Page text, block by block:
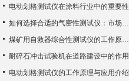
电动划格测试仪在涂料行业中的重要性
如何选择合适的气密性测试仪：市场指南
煤矿用自救器综合性测试仪的工作原理与功能解析
耐碎石冲击试验机在道路建设中的作用
电动划格测试仪的工作原理与应用介绍